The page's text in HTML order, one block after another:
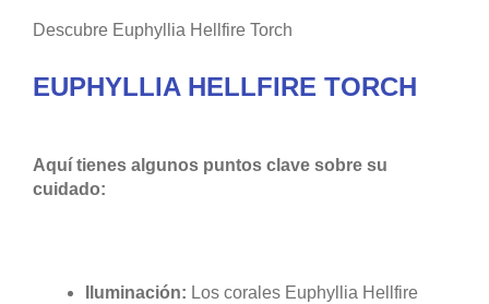
Descubre Euphyllia Hellfire Torch
EUPHYLLIA HELLFIRE TORCH
Aquí tienes algunos puntos clave sobre su
cuidado:
Iluminación: Los corales Euphyllia Hellfire